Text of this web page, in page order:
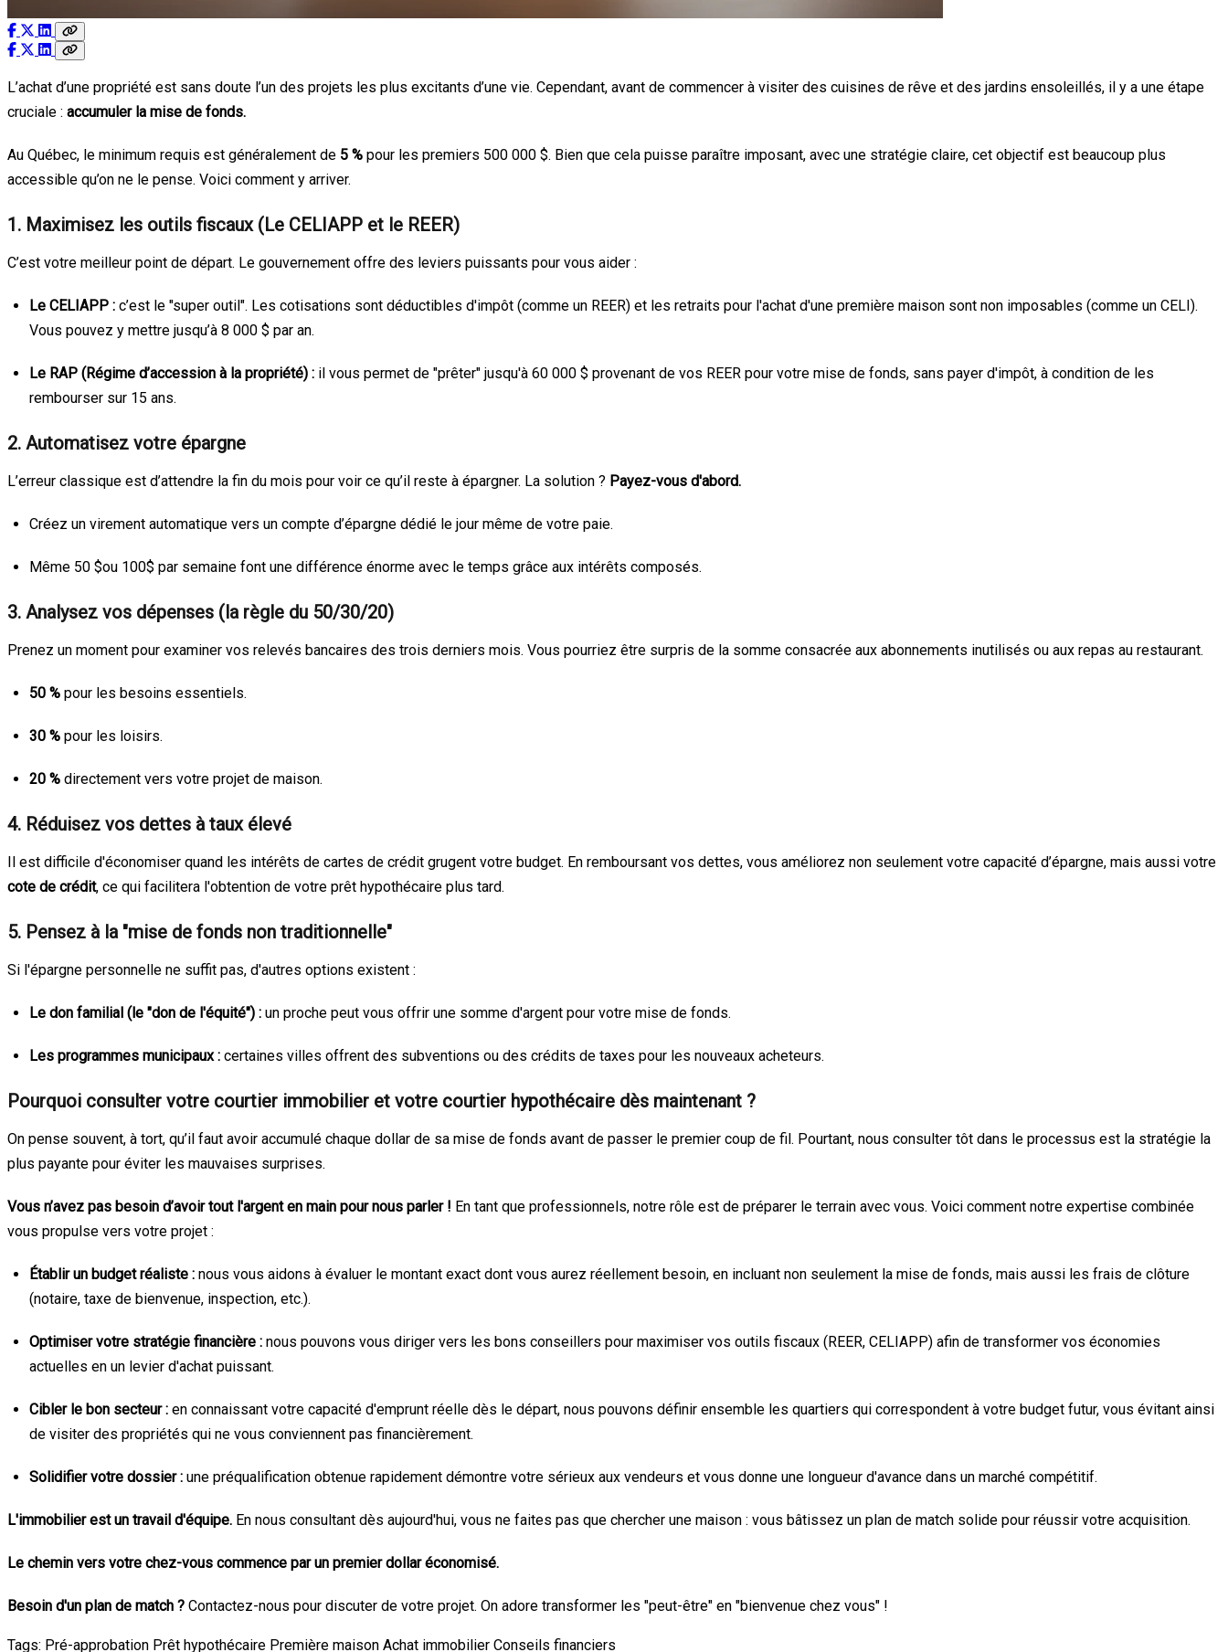
L’achat d’une propriété est sans doute l’un des projets les plus excitants d’une vie. Cependant, avant de commencer à visiter des cuisines de rêve et des jardins ensoleillés, il y a une étape
cruciale : accumuler la mise de fonds.
Au Québec, le minimum requis est généralement de 5 % pour les premiers 500 000 $. Bien que cela puisse paraître imposant, avec une stratégie claire, cet objectif est beaucoup plus
accessible qu’on ne le pense. Voici comment y arriver.
1. Maximisez les outils fiscaux (Le CELIAPP et le REER)
C’est votre meilleur point de départ. Le gouvernement offre des leviers puissants pour vous aider :
Le CELIAPP : c’est le "super outil". Les cotisations sont déductibles d'impôt (comme un REER) et les retraits pour l'achat d'une première maison sont non imposables (comme un CELI).
Vous pouvez y mettre jusqu’à 8 000 $ par an.
Le RAP (Régime d’accession à la propriété) : il vous permet de "prêter" jusqu'à 60 000 $ provenant de vos REER pour votre mise de fonds, sans payer d'impôt, à condition de les
rembourser sur 15 ans.
2. Automatisez votre épargne
L’erreur classique est d’attendre la fin du mois pour voir ce qu’il reste à épargner. La solution ? Payez-vous d'abord.
Créez un virement automatique vers un compte d’épargne dédié le jour même de votre paie.
Même 50 $ou 100$ par semaine font une différence énorme avec le temps grâce aux intérêts composés.
3. Analysez vos dépenses (la règle du 50/30/20)
Prenez un moment pour examiner vos relevés bancaires des trois derniers mois. Vous pourriez être surpris de la somme consacrée aux abonnements inutilisés ou aux repas au restaurant.
50 % pour les besoins essentiels.
30 % pour les loisirs.
20 % directement vers votre projet de maison.
4. Réduisez vos dettes à taux élevé
Il est difficile d'économiser quand les intérêts de cartes de crédit grugent votre budget. En remboursant vos dettes, vous améliorez non seulement votre capacité d’épargne, mais aussi votre
cote de crédit, ce qui facilitera l'obtention de votre prêt hypothécaire plus tard.
5. Pensez à la "mise de fonds non traditionnelle"
Si l'épargne personnelle ne suffit pas, d'autres options existent :
Le don familial (le "don de l'équité") : un proche peut vous offrir une somme d'argent pour votre mise de fonds.
Les programmes municipaux : certaines villes offrent des subventions ou des crédits de taxes pour les nouveaux acheteurs.
Pourquoi consulter votre courtier immobilier et votre courtier hypothécaire dès maintenant ?
On pense souvent, à tort, qu’il faut avoir accumulé chaque dollar de sa mise de fonds avant de passer le premier coup de fil. Pourtant, nous consulter tôt dans le processus est la stratégie la
plus payante pour éviter les mauvaises surprises.
Vous n’avez pas besoin d’avoir tout l'argent en main pour nous parler ! En tant que professionnels, notre rôle est de préparer le terrain avec vous. Voici comment notre expertise combinée
vous propulse vers votre projet :
Établir un budget réaliste : nous vous aidons à évaluer le montant exact dont vous aurez réellement besoin, en incluant non seulement la mise de fonds, mais aussi les frais de clôture
(notaire, taxe de bienvenue, inspection, etc.).
Optimiser votre stratégie financière : nous pouvons vous diriger vers les bons conseillers pour maximiser vos outils fiscaux (REER, CELIAPP) afin de transformer vos économies
actuelles en un levier d'achat puissant.
Cibler le bon secteur : en connaissant votre capacité d'emprunt réelle dès le départ, nous pouvons définir ensemble les quartiers qui correspondent à votre budget futur, vous évitant ainsi
de visiter des propriétés qui ne vous conviennent pas financièrement.
Solidifier votre dossier : une préqualification obtenue rapidement démontre votre sérieux aux vendeurs et vous donne une longueur d'avance dans un marché compétitif.
L'immobilier est un travail d'équipe. En nous consultant dès aujourd'hui, vous ne faites pas que chercher une maison : vous bâtissez un plan de match solide pour réussir votre acquisition.
Le chemin vers votre chez-vous commence par un premier dollar économisé.
Besoin d'un plan de match ? Contactez-nous pour discuter de votre projet. On adore transformer les "peut-être" en "bienvenue chez vous" !
Tags: Pré-approbation Prêt hypothécaire Première maison Achat immobilier Conseils financiers